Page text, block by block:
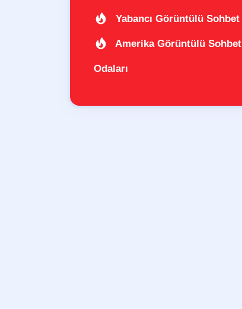
Yabancı Görüntülü Sohbet
Amerika Görüntülü Sohbet
Odaları